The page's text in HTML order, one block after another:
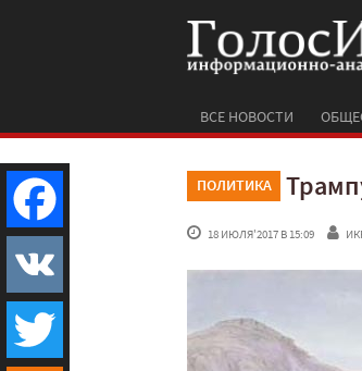
ВСЕ НОВОСТИ
ПОЛИТИКА
18 ИЮЛЯ'2017 В 15:09
Facebook
VK